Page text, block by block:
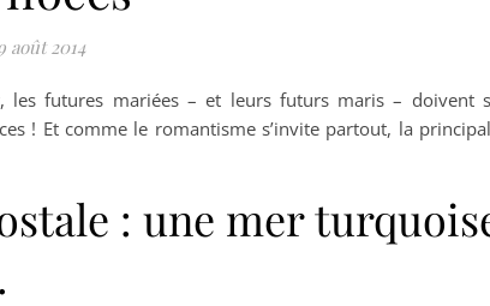
août 2014
les futures mariées – et leurs futurs maris – doivent
! Et comme le romantisme s’invite partout, la
: une mer